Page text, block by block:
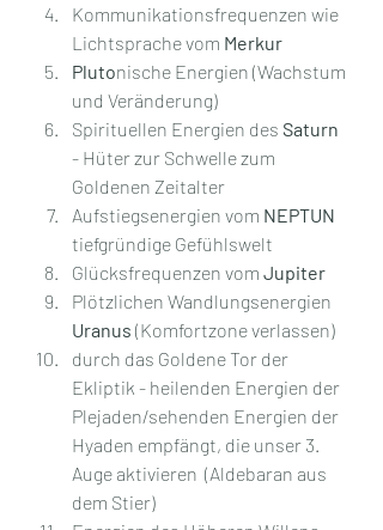
Kommunikationsfrequenzen wie
Lichtsprache vom Merkur
Plutonische Energien (Wachstum
und Veränderung)
Spirituellen Energien des Saturn
- Hüter zur Schwelle zum
Goldenen Zeitalter
Aufstiegsenergien vom NEPTUN
tiefgründige Gefühlswelt
Glücksfrequenzen vom Jupiter
Plötzlichen Wandlungsenergien
Uranus (Komfortzone verlassen)
durch das Goldene Tor der
Ekliptik - heilenden Energien der
Plejaden/sehenden Energien der
Hyaden empfängt, die unser 3.
Auge aktivieren  (Aldebaran aus
dem Stier)